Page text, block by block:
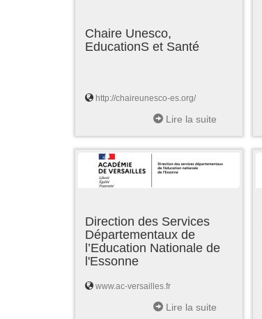
Chaire Unesco,
EducationS et Santé
http://chaireunesco-es.org/
Lire la suite
Direction des Services
Départementaux de
l’Education Nationale de
l'Essonne
www.ac-versailles.fr
Lire la suite